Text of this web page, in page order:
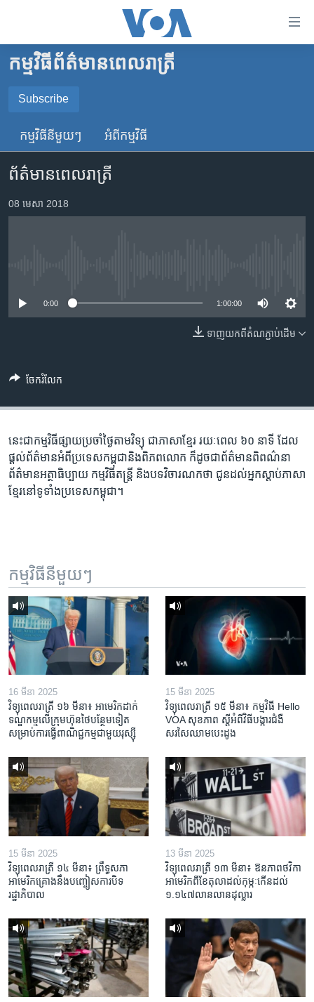
គេហទំព័រ​
ទាក់ទង
រំលង​
ទំព័រ​
ព័ត៌មាន​​
តែ​
ម្តង
រចនា
ចូល​
ស្វែង​
កម្ពុជា
អន្តរជាតិ
ចិន
ហេឡូវីអូអេ
កម្ពុជាច្នៃប្រតិដ្ឋ
កម្មវិធីទាំងអស់
បណ្តាញ​សង្គម
ភាសា
កម្មវិធី​ព័ត៌មាន​ពេលរាត្រី
Subscribe
SUBSCRIBE
YouTube Music
កម្មវិធី​នីមួយៗ អំពី​កម្មវិធី​
ព័ត៌មានពេលរាត្រី
08 មេសា 2018
0:00 1:00:00
ទាញ​យក​ពី​តំណភ្ជាប់​ដើម
ចែករំលែក
នេះ​ជា​កម្ម​វិធី​ផ្សាយ​ប្រចាំ​ថ្ងៃ​តាម​វិទ្យុ ​ជាភាសា​ខ្មែរ​ រយៈ​ពេល​ ៦០​ នាទី ដែល​
ផ្តល់​ព័ត៌មាន​អំពី​ប្រទេស​កម្ពុជា​និង​ពិភព​លោក ​ក៏ដូច​ជា​ព័ត៌មាន​ពិពណ៌នា
ព័ត៌មាន​អត្ថាធិប្បាយ​ កម្ម​វិធី​តន្ត្រី ​និង​បទ​វិចារណកថា​ ជូន​ដល់​អ្នក​ស្តាប់​ភាសា​
ខ្មែរ​នៅ​ទូទាំង​ប្រទេស​កម្ពុជា។
កម្មវិធី​នីមួយៗ
16 មីនា 2025
វិទ្យុពេលរាត្រី ១៦ មីនា៖ អាមេរិក​ដាក់​
ទណ្ឌកម្ម​លើ​ក្រុមហ៊ុន​ថៃ​បន្ថែម​ទៀត​
សម្រាប់​ការ​ធ្វើ​ពាណិជ្ជកម្ម​ជាមួយ​រុស្ស៊ី
15 មីនា 2025
វិទ្យុពេលរាត្រី ១៥ មីនា៖ កម្មវិធី ​Hello
VOA សុខភាព ស្ដី​អំពី​វិធី​បង្ការ​ជំងឺ​
សរសៃ​ឈាម​បេះដូង
15 មីនា 2025
វិទ្យុពេលរាត្រី ១៤ មីនា៖ ព្រឹទ្ធសភា
អាមេរិកគ្រោងនឹងបញ្ចៀសការបិទ
រដ្ឋាភិបាល
13 មីនា 2025
វិទ្យុពេលរាត្រី ១៣ មីនា៖ ឱនភាព​ថវិកា​
អាមេរិក​ពី​ខែ​តុលា​ដល់​កុម្ភៈ​កើន​ដល់​
១.១៤៧​លានលាន​ដុល្លារ